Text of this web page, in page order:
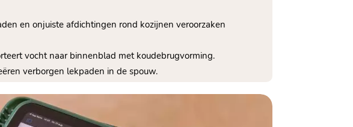
en onjuiste afdichtingen rond kozijnen veroorzaken
vocht naar binnenblad met koudebrugvorming.​
verborgen lekpaden in de spouw.​